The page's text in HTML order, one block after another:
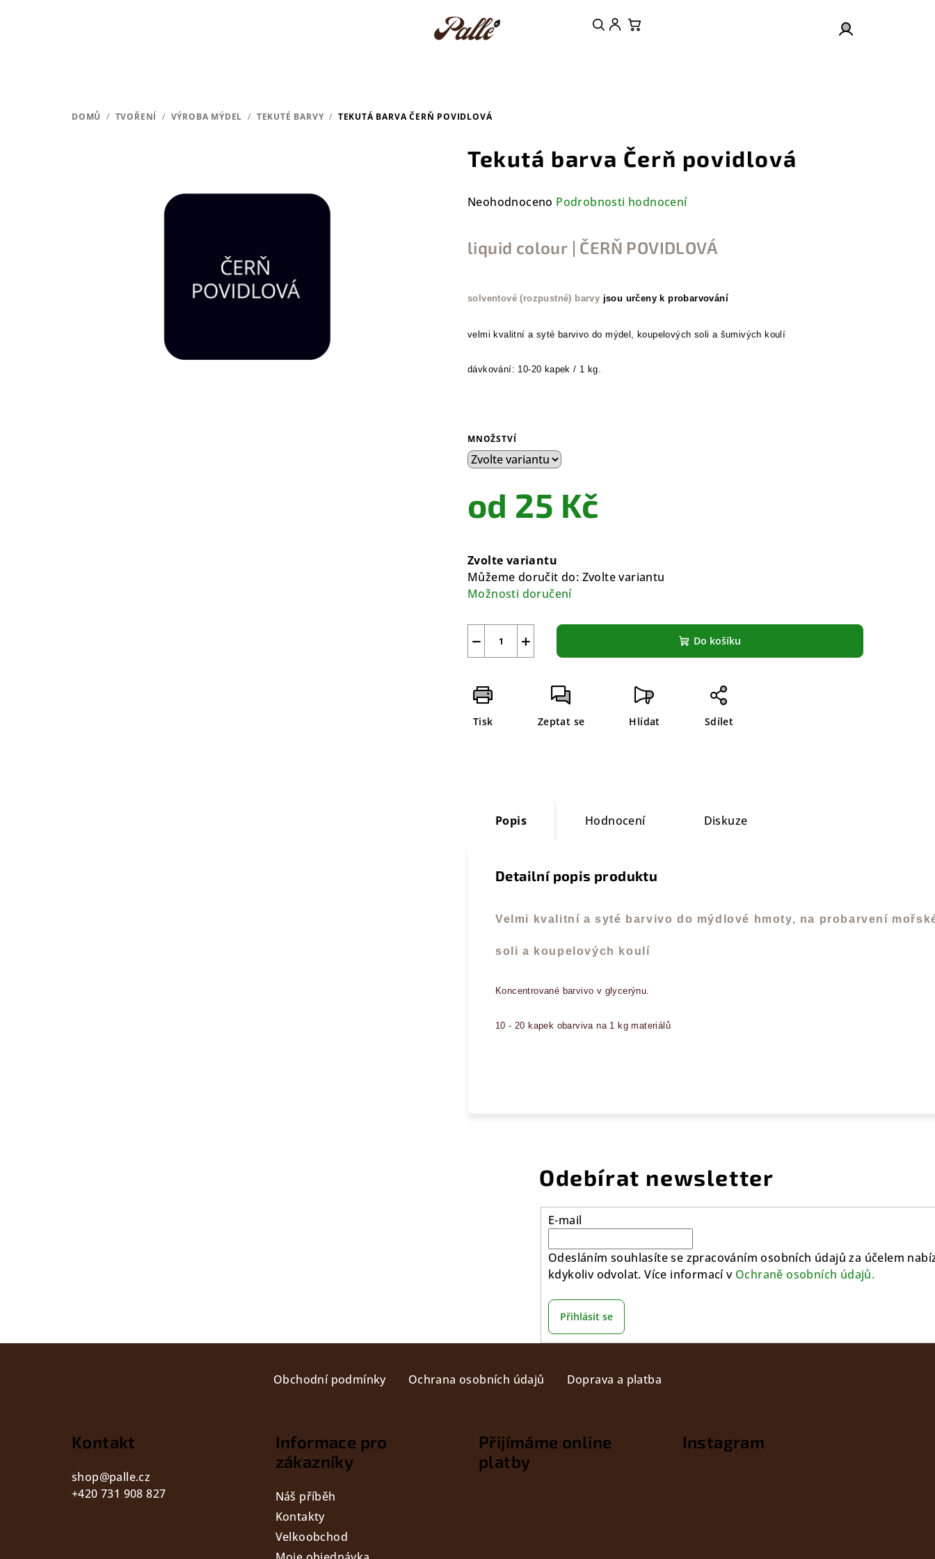
DOMŮ / TVOŘENÍ / VÝROBA MÝDEL / TEKUTÉ BARVY / TEKUTÁ BARVA ČERŇ POVIDLOVÁ
Tekutá barva Čerň povidlová
Průměrné
je
5
Neohodnoceno Podrobnosti hodnocení
liquid colour | ČERŇ POVIDLOVÁ
solventové (rozpustné) barvy jsou určeny k probarvování
velmi kvalitní a syté barvivo domýdel, koupelových soli a šumivých koulí
dávkování: 10-20 kapek / 1 kg.
MNOŽSTVÍ
od 25 Kč
cena:
Zvolte variantu
Můžeme doručit do: Zvolte variantu
Možnosti doručení
+
− Do košíku
Tisk Zeptat se Hlídat Sdílet
Popis Hodnocení Diskuze
Detailní popis produktu
Velmi kvalitní a syté barvivo do mýdlové hmoty, na probarvení
soli a koupelových koulí
Koncentrované barvivo v glycerýnu.
10 - 20 kapek obarviva na 1 kg materiálů
Odebírat newsletter
E-mail
Odesláním souhlasíte se zpracováním osobních údajů za účelem
kdykoliv odvolat. Více informací v Ochraně osobních údajů.
Přihlásit se
Obchodní podmínky Ochrana osobních údajů Doprava a platba
Kontakt
shop@palle.cz
+420 731 908 827
Informace pro
zákazníky
Náš příběh
Kontakty
Velkoobchod
Přijímáme online
platby
Instagram